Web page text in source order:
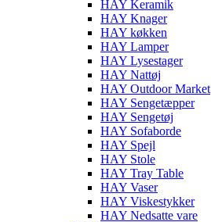
HAY Keramik
HAY Knager
HAY køkken
HAY Lamper
HAY Lysestager
HAY Nattøj
HAY Outdoor Market
HAY Sengetæpper
HAY Sengetøj
HAY Sofaborde
HAY Spejl
HAY Stole
HAY Tray Table
HAY Vaser
HAY Viskestykker
HAY Nedsatte vare